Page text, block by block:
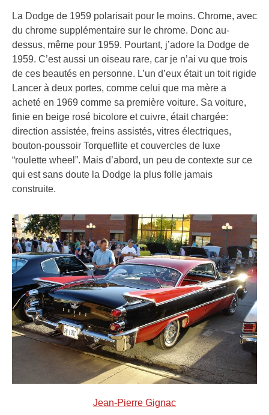
La Dodge de 1959 polarisait pour le moins. Chrome, avec
du chrome supplémentaire sur le chrome. Donc au-
dessus, même pour 1959. Pourtant, j’adore la Dodge de
1959. C’est aussi un oiseau rare, car je n’ai vu que trois
de ces beautés en personne. L’un d’eux était un toit rigide
Lancer à deux portes, comme celui que ma mère a
acheté en 1969 comme sa première voiture. Sa voiture,
finie en beige rosé bicolore et cuivre, était chargée:
direction assistée, freins assistés, vitres électriques,
bouton-poussoir Torqueflite et couvercles de luxe
“roulette wheel”. Mais d’abord, un peu de contexte sur ce
qui est sans doute la Dodge la plus folle jamais
construite.
Jean-Pierre Gignac